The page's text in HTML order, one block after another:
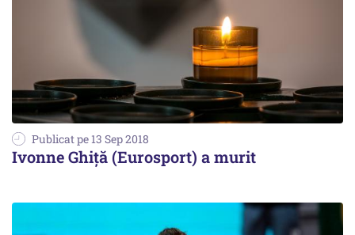
Publicat pe 13 Sep 2018
Ivonne Ghiță (Eurosport) a murit